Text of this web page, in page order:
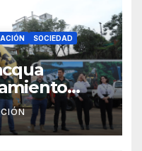
SOCIEDAD
Fest y
en